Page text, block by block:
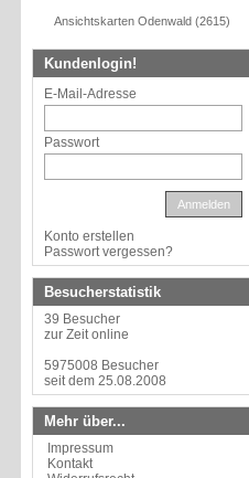
Ansichtskarten Odenwald (2615)
Kundenlogin!
E-Mail-Adresse
Passwort
Anmelden
Konto erstellen
Passwort vergessen?
Besucherstatistik
39 Besucher
zur Zeit online
5975008 Besucher
seit dem 25.08.2008
Mehr über...
Impressum
Kontakt